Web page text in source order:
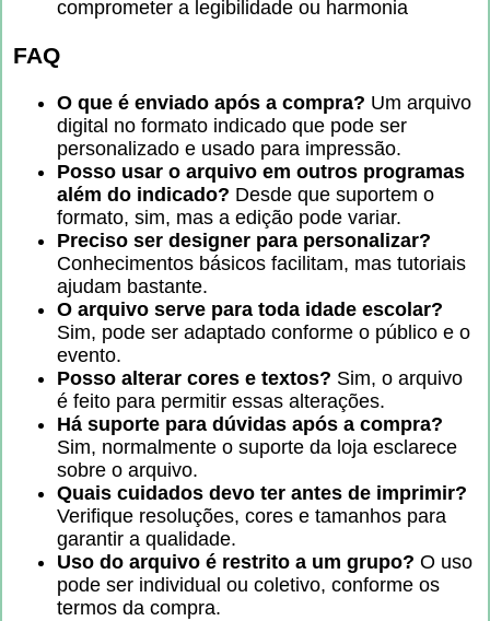
comprometer a legibilidade ou harmonia
FAQ
O que é enviado após a compra? Um arquivo
digital no formato indicado que pode ser
personalizado e usado para impressão.
Posso usar o arquivo em outros programas
além do indicado? Desde que suportem o
formato, sim, mas a edição pode variar.
Preciso ser designer para personalizar?
Conhecimentos básicos facilitam, mas tutoriais
ajudam bastante.
O arquivo serve para toda idade escolar?
Sim, pode ser adaptado conforme o público e o
evento.
Posso alterar cores e textos? Sim, o arquivo
é feito para permitir essas alterações.
Há suporte para dúvidas após a compra?
Sim, normalmente o suporte da loja esclarece
sobre o arquivo.
Quais cuidados devo ter antes de imprimir?
Verifique resoluções, cores e tamanhos para
garantir a qualidade.
Uso do arquivo é restrito a um grupo? O uso
pode ser individual ou coletivo, conforme os
termos da compra.